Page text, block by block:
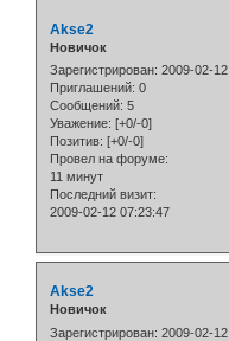
Akse2
Новичок
Зарегистрирован: 2009-02-12
Приглашений: 0
Сообщений: 5
Уважение: [+0/-0]
Позитив: [+0/-0]
Провел на форуме:
11 минут
Последний визит:
2009-02-12 07:23:47
Akse2
Новичок
Зарегистрирован: 2009-02-12